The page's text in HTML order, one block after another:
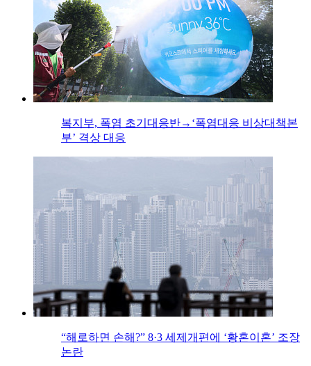
복지부, 폭염 초기대응반→‘폭염대응 비상대책본
부’ 격상 대응
“해로하면 손해?” 8·3 세제개편에 ‘황혼이혼’ 조장
논란